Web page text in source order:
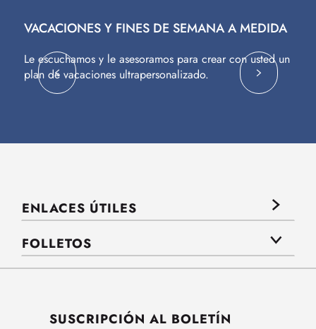
VACACIONES Y FINES DE SEMANA A MEDIDA
Le escuchamos y le asesoramos para crear con usted un
plan de vacaciones ultrapersonalizado.
ENLACES ÚTILES
FOLLETOS
SUSCRIPCIÓN AL BOLETÍN